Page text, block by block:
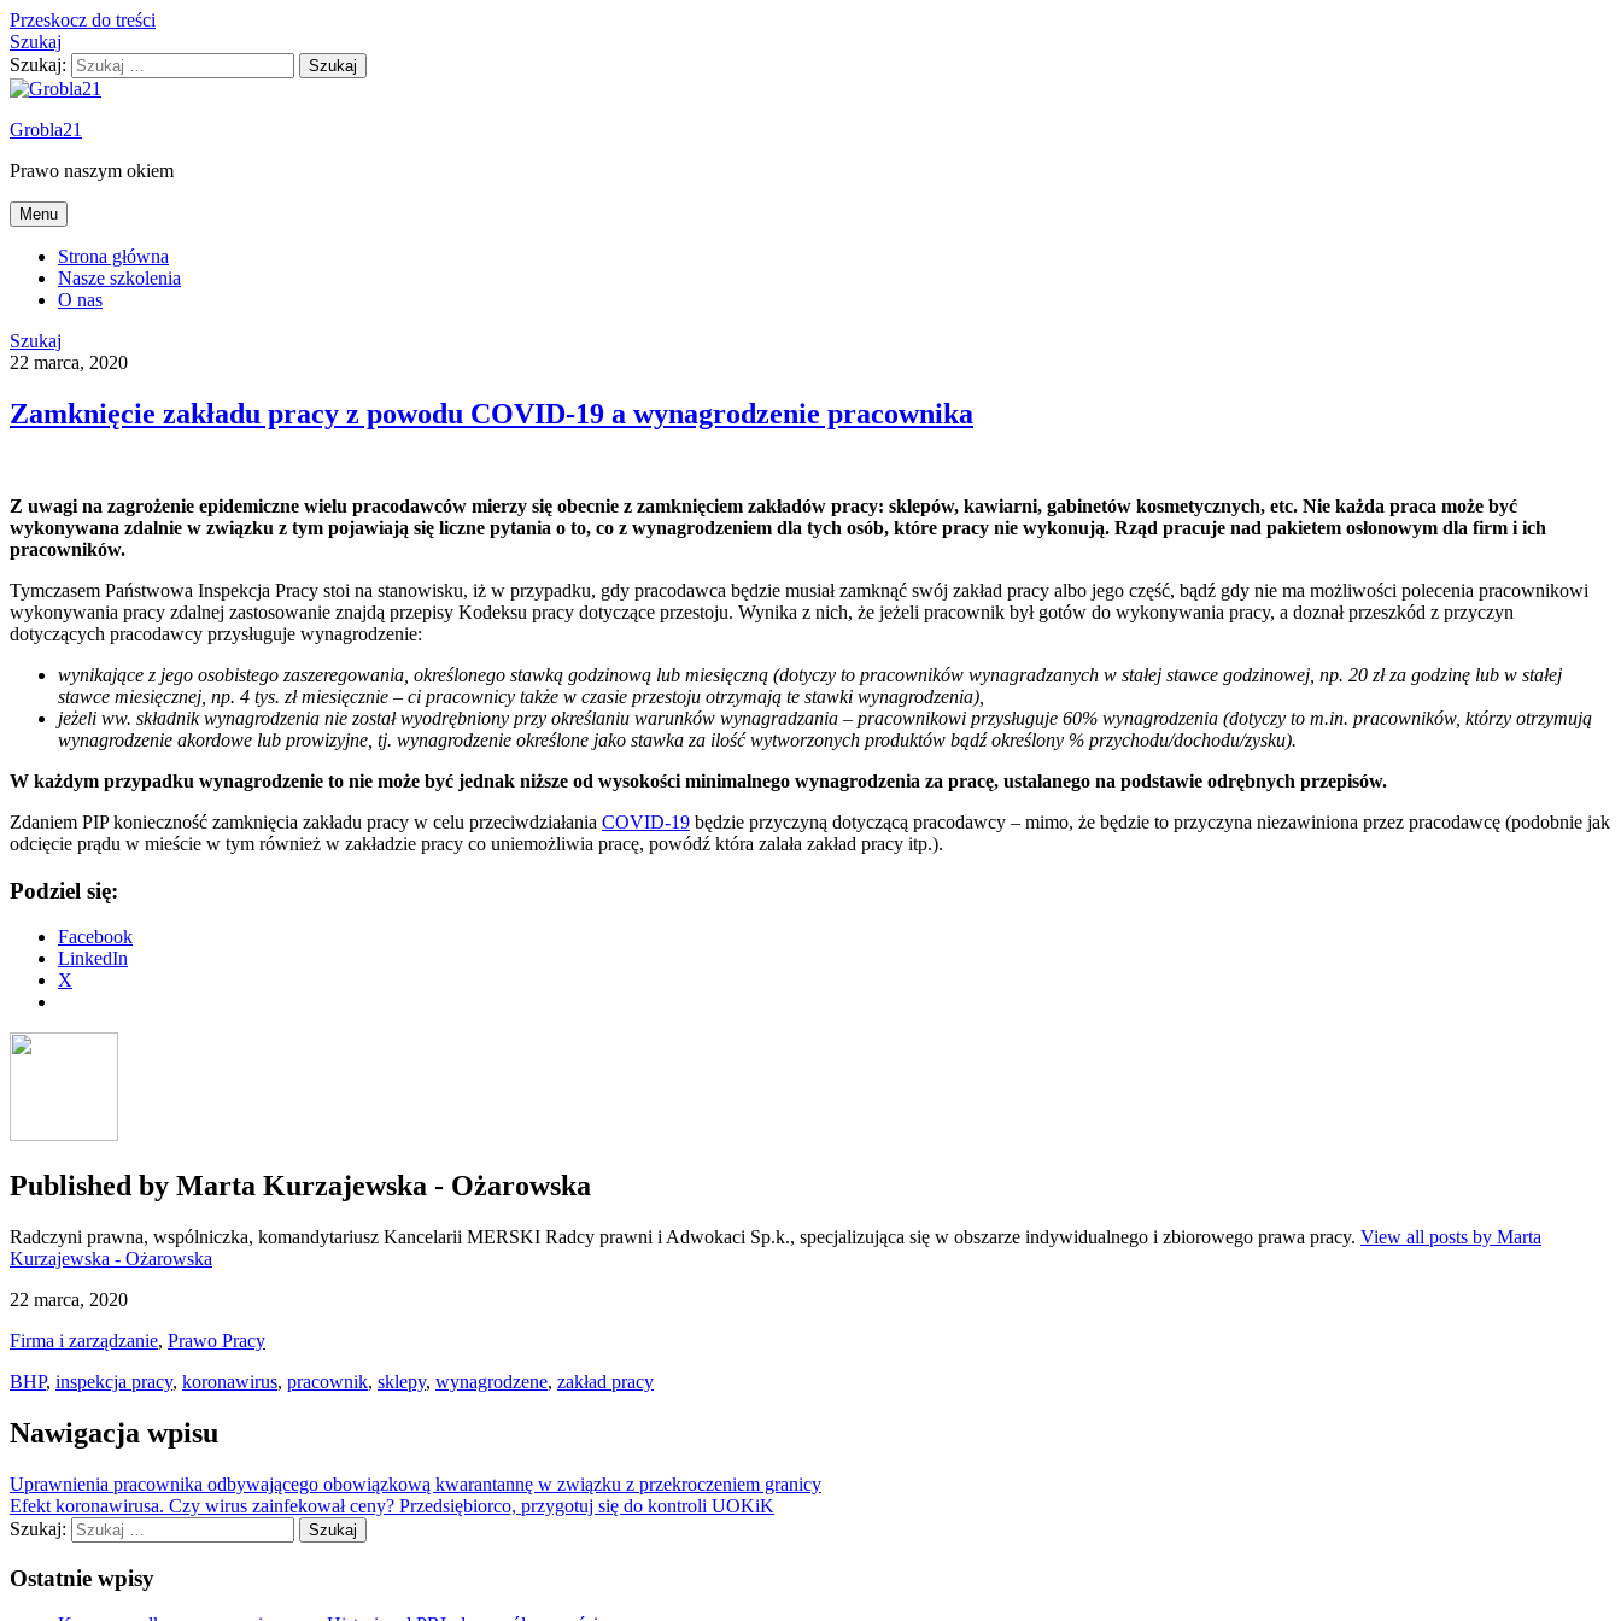
Przeskocz do treści
Szukaj
Szukaj:
Grobla21
Prawo naszym okiem
Menu
Strona główna
Nasze szkolenia
O nas
Szukaj
22 marca, 2020
Zamknięcie zakładu pracy z powodu COVID-19 a wynagrodzenie pracownika
Z uwagi na zagrożenie epidemiczne wielu pracodawców mierzy się obecnie z zamknięciem zakładów pracy: sklepów, kawiarni, gabinetów kosmetycznych, etc. Nie każda praca może być
wykonywana zdalnie w związku z tym pojawiają się liczne pytania o to, co z wynagrodzeniem dla tych osób, które pracy nie wykonują. Rząd pracuje nad pakietem osłonowym dla firm i ich
pracowników.
Tymczasem Państwowa Inspekcja Pracy stoi na stanowisku, iż w przypadku, gdy pracodawca będzie musiał zamknąć swój zakład pracy albo jego część, bądź gdy nie ma możliwości polecenia pracownikowi
wykonywania pracy zdalnej zastosowanie znajdą przepisy Kodeksu pracy dotyczące przestoju. Wynika z nich, że jeżeli pracownik był gotów do wykonywania pracy, a doznał przeszkód z przyczyn
dotyczących pracodawcy przysługuje wynagrodzenie:
wynikające z jego osobistego zaszeregowania, określonego stawką godzinową lub miesięczną (dotyczy to pracowników wynagradzanych w stałej stawce godzinowej, np. 20 zł za godzinę lub w stałej
stawce miesięcznej, np. 4 tys. zł miesięcznie – ci pracownicy także w czasie przestoju otrzymają te stawki wynagrodzenia),
jeżeli ww. składnik wynagrodzenia nie został wyodrębniony przy określaniu warunków wynagradzania – pracownikowi przysługuje 60% wynagrodzenia (dotyczy to m.in. pracowników, którzy otrzymują
wynagrodzenie akordowe lub prowizyjne, tj. wynagrodzenie określone jako stawka za ilość wytworzonych produktów bądź określony % przychodu/dochodu/zysku).
W każdym przypadku wynagrodzenie to nie może być jednak niższe od wysokości minimalnego wynagrodzenia za pracę, ustalanego na podstawie odrębnych przepisów.
Zdaniem PIP konieczność zamknięcia zakładu pracy w celu przeciwdziałania COVID-19 będzie przyczyną dotyczącą pracodawcy – mimo, że będzie to przyczyna niezawiniona przez pracodawcę (podobnie jak
odcięcie prądu w mieście w tym również w zakładzie pracy co uniemożliwia pracę, powódź która zalała zakład pracy itp.).
Podziel się:
Facebook
LinkedIn
X
Published by Marta Kurzajewska - Ożarowska
Radczyni prawna, wspólniczka, komandytariusz Kancelarii MERSKI Radcy prawni i Adwokaci Sp.k., specjalizująca się w obszarze indywidualnego i zbiorowego prawa pracy. View all posts by Marta
Kurzajewska - Ożarowska
22 marca, 2020
Firma i zarządzanie, Prawo Pracy
BHP, inspekcja pracy, koronawirus, pracownik, sklepy, wynagrodzene, zakład pracy
Nawigacja wpisu
Uprawnienia pracownika odbywającego obowiązkową kwarantannę w związku z przekroczeniem granicy
Efekt koronawirusa. Czy wirus zainfekował ceny? Przedsiębiorco, przygotuj się do kontroli UOKiK
Szukaj:
Ostatnie wpisy